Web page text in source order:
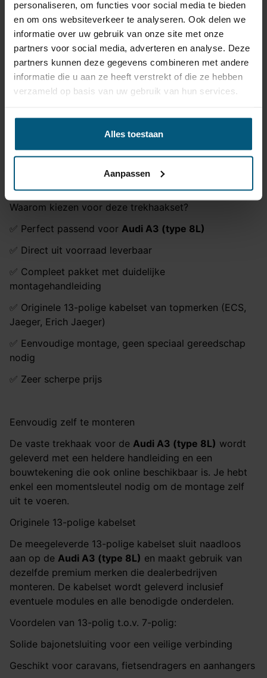
personaliseren, om functies voor social media te bieden
en om ons websiteverkeer te analyseren. Ook delen we
informatie over uw gebruik van onze site met onze
partners voor social media, adverteren en analyse. Deze
partners kunnen deze gegevens combineren met andere
informatie die u aan ze heeft verstrekt of die ze hebben
verzameld op basis van uw gebruik van hun services.
Alles toestaan
Aanpassen
Montagetijd
30-60 min.
Montage handleiding
Ga naar product pagina
Vaste trekhaak Audi A3 (type 8L)met 13-polige
originele kabelset
? Bij Olifant Trekhaken bestel je
kabelset. Deze set is speciaal geschikt voor deAudi
en wordt geleverd met alle benodigde
onderdelen.
Waarom kiezen voor deze trekhaakset?
✅ Perfect passend voor Audi A3 (type 8L)
✅ Direct uit voorraad leverbaar
✅ Compleet pakket met duidelijke
montagehandleiding
✅ Originele 13-polige kabelset van topmerken (ECS,
Jaeger, Erich Jaeger)
✅ Eenvoudige montage, geen speciaal gereedschap
nodig
✅ Zeer scherpe prijs
Eenvoudig zelf te monteren
De vaste trekhaak voor de Audi A3 (type 8L) wordt
geleverd met een heldere handleiding en een
bouwtekening die ook online beschikbaar is. Je hebt
enkel een momentsleutel nodig om de montage zelf
uit te voeren.
Originele 13-polige kabelset
De meegeleverde 13-polige kabelset sluit naadloos
aan op de Audi A3 (type 8L) en maakt gebruik van
dezelfde premium merken die dealerbedrijven
monteren. De kabelset wordt geleverd inclusief
eventuele modules en alle benodigde onderdelen.
Voordelen van 13-polig t.o.v. 7-polig:
Solide bajonetsluiting voor een veilige verbinding
Geschikt voor caravans, fietsendragers en aanhangers